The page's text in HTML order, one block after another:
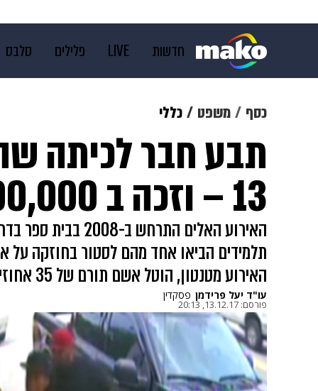
חדשות LIVE פלילים סלבס
תרבות
גאווה ויוה משפט תשעה
כסף משפט כללי
תבע חבר לכיתה
13 – וזכה ב 400,000 שקל
האירוע האלים התרחש
תלמידים הביאו אחד מהם לסטור בחוזקה על
האירוע מטנטון, הוטל אשם תורם של 35 אחוזים
עו"ד יעל פרידמן פסקדין
פורסם: 13.12.17, 20:13